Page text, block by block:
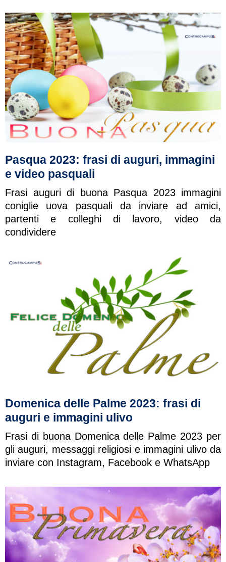
Pasqua 2023: frasi di auguri, immagini
e video pasquali
Frasi auguri di buona Pasqua 2023 immagini
coniglie uova pasquali da inviare ad amici,
partenti e colleghi di lavoro, video da
condividere
Domenica delle Palme 2023: frasi di
auguri e immagini ulivo
Frasi di buona Domenica delle Palme 2023 per
gli auguri, messaggi religiosi e immagini ulivo da
inviare con Instagram, Facebook e WhatsApp